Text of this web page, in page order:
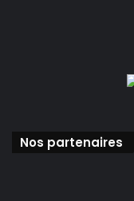
Nos partenaires